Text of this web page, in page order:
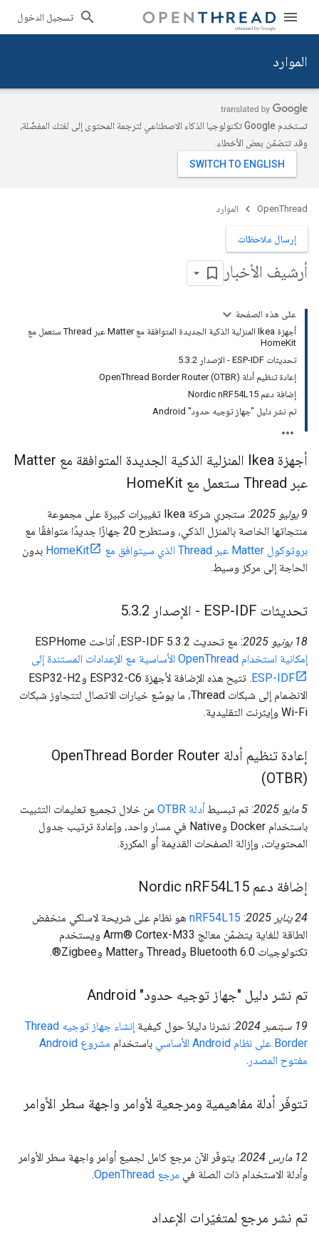
تسجيل الدخول
الموارد
تستخدم Google تكنولوجيا الذكاء الاصطناعي لترجمة المحتوى إلى لغتك المفضّلة،
وقد تتضمّن بعض الأخطاء.
OpenThread الموارد
إرسال ملاحظات
أرشيف الأخبار
على هذه الصفحة
أجهزة Ikea المنزلية الذكية الجديدة المتوافقة مع Matter عبر Thread ستعمل مع
HomeKit
تحديثات ESP-IDF - الإصدار 5.3.2
إعادة تنظيم أدلة OpenThread Border Router (OTBR)
إضافة دعم Nordic nRF54L15
تم نشر دليل "جهاز توجيه حدود" Android
أجهزة Ikea المنزلية الذكية الجديدة المتوافقة مع Matter
عبر Thread ستعمل مع Home
Kit
‫9 يوليو 2025
: ستجري شركة Ikea تغييرات كبيرة على مجموعة
منتجاتها الخاصة بالمنزل الذكي، وستطرح 20 جهازًا جديدًا متوافقًا مع
بروتوكول Matter عبر Thread الذي سيتوافق مع HomeKit
بدون
الحاجة إلى مركز وسيط.
تحديثات ESP-IDF - الإصدار 5 .3.2
‫18 يونيو 2025
: مع تحديث ESP-IDF 5.3.2، أتاحت ESPHome
إمكانية استخدام OpenThread الأساسية مع الإعدادات المستندة إلى
ESP-IDF
. تتيح هذه الإضافة لأجهزة ESP32-C6 وESP32-H2
الانضمام إلى شبكات Thread، ما يوسّع خيارات الاتصال لتتجاوز شبكات
Wi-Fi وإيثرنت التقليدية.
إعادة تنظيم أدلة Open Thread Border Router
(OTBR)
‫5 مايو 2025 : تم تبسيطأدلة OTBR
من خلال تجميع تعليمات التثبيت
باستخدام Docker وNative في مسار واحد، وإعادة ترتيب جدول
المحتويات، وإزالة الصفحات القديمة أو المكررة.
إضافة دعم Nordic n RF54L15
‫24 يناير 2025 :
nRF54L15 هو نظام على شريحة لاسلكي منخفض
الطاقة للغاية يتضمّن معالج Arm® Cortex-M33 ويستخدم
تكنولوجيات Bluetooth 6.0 وThread وMatter وZigbee®.
تم نشر دليل "جهاز توجيه حدود" Android
‫19 سبتمبر 2024 : نشرنا دليلاً حول كيفية
إنشاء جهاز توجيه Thread
Border على نظام Android الأساسي
باستخدام
مشروع Android
مفتوح المصدر .
تتوفّر أدلة مفاهيمية ومرجعية لأوامر واجهة سطر الأوامر
‫12 مارس 2024
: يتوفّر الآن مرجع كامل لجميع أوامر واجهة سطر الأوامر
وأدلة الاستخدام ذات الصلة في مرجع OpenThread .
تم نشر مرجع لمتغيّرات الإعداد